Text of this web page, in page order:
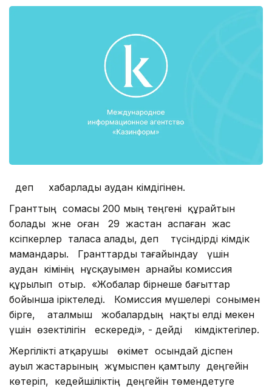
деп хабарлады аудан әкімдігінен.
Гранттың сомасы 200 мың теңгені құрайтын
болады және оған 29 жастан аспаған жас
кәсіпкерлер таласа алады, деп түсіндірді әкімдік
мамандары. Гранттарды тағайындау үшін
аудан әкімінің нұсқауымен арнайы комиссия
құрылып отыр. «Жобалар бірнеше бағыттар
бойынша іріктеледі. Комиссия мүшелері сонымен
бірге, аталмыш жобалардың нақты елді мекен
үшін өзектілігін ескереді», - дейді әкімдіктегілер.
Жергілікті атқарушы өкімет осындай әдіспен
ауыл жастарының жұмыспен қамтылу деңгейін
көтеріп, кедейшіліктің деңгейін төмендетуге